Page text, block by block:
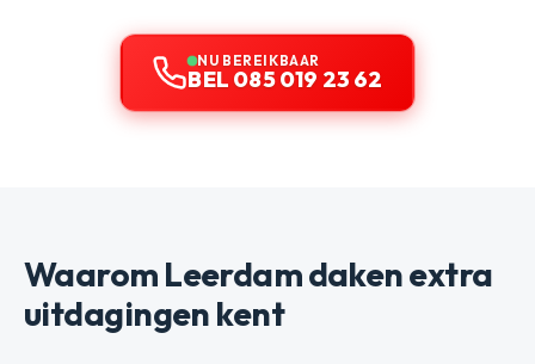
NU BEREIKBAAR
BEL 085 019 23 62
Waarom Leerdam daken extra
uitdagingen kent